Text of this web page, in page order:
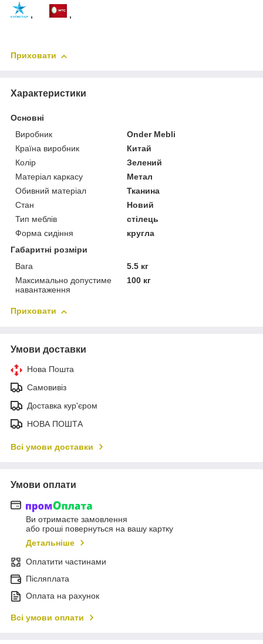
, ,
Приховати
Характеристики
Основні
Виробник
Onder Mebli
Країна виробник
Китай
Колір
Зелений
Матеріал каркасу
Метал
Обивний матеріал
Тканина
Стан
Новий
Тип меблів
стілець
Форма сидіння
кругла
Габаритні розміри
Вага
5.5 кг
Максимально допустиме
навантаження
100 кг
Приховати
Умови доставки
Нова Пошта
Самовивіз
Доставка кур'єром
НОВА ПОШТА
Всі умови доставки
Умови оплати
Ви отримаєте замовлення
або гроші повернуться на вашу картку
Детальніше
Оплатити частинами
Післяплата
Оплата на рахунок
Всі умови оплати